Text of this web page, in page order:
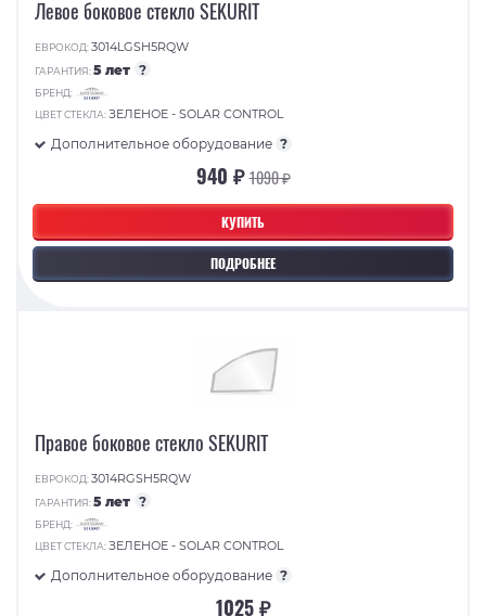
КУПИТЬ
ПОДРОБНЕЕ
Левое боковое стекло SEKURIT
ЕВРОКОД:3014LGSH5RQW
ГАРАНТИЯ:5 лет ?
БРЕНД:
ЦВЕТ СТЕКЛА:ЗЕЛЕНОЕ - SOLAR CONTROL
Дополнительное оборудование ?
940 ₽1090 ₽
Правое боковое стекло SEKURIT
ЕВРОКОД:3014RGSH5RQW
ГАРАНТИЯ:5 лет ?
БРЕНД:
ЦВЕТ СТЕКЛА:ЗЕЛЕНОЕ - SOLAR CONTROL
Дополнительное оборудование ?
1025 ₽